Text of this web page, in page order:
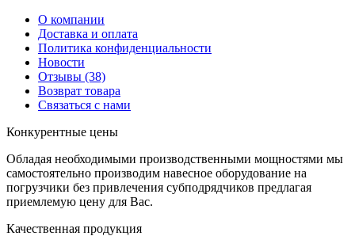
О компании
Доставка и оплата
Политика конфиденциальности
Новости
Отзывы (38)
Возврат товара
Связаться с нами
Конкурентные цены
Обладая необходимыми производственными мощностями мы
самостоятельно производим навесное оборудование на
погрузчики без привлечения субподрядчиков предлагая
приемлемую цену для Вас.
Качественная продукция